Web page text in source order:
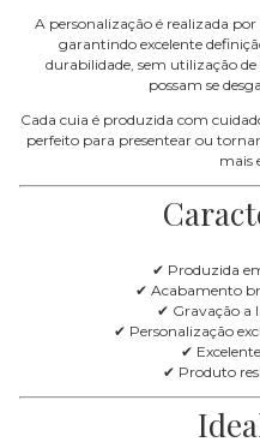
A personalização é realizada por
garantindo excelente
durabilidade, sem utilização de
possam se
Cada cuia é produzida com
perfeito para presentear ou
mais
✔ Produzida
✔ Acabamento
✔ Gravação a
✔ Personalização
✔
✔ Produto